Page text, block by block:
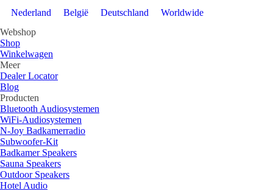
Nederland
België Deutschland
Worldwide
Webshop
Shop
Winkelwagen
Meer
Dealer Locator
Blog
Producten
Bluetooth Audiosystemen
WiFi-Audiosystemen
N-Joy Badkamerradio
Subwoofer-Kit
Badkamer Speakers
Sauna Speakers
Outdoor Speakers
Hotel Audio